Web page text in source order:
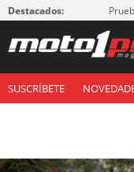
Destacados:
SUSCRÍBETE